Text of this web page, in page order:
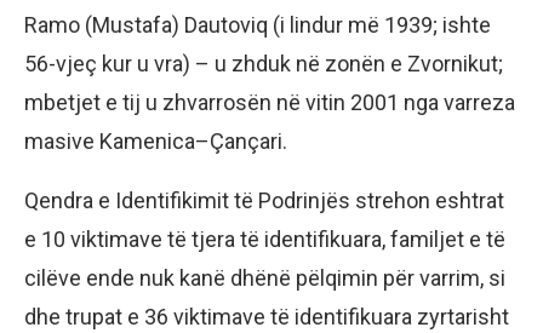
Ramo (Mustafa) Dautoviq (i lindur më 1939; ishte
56-vjeç kur u vra) – u zhduk në zonën e Zvornikut;
mbetjet e tij u zhvarrosën në vitin 2001 nga varreza
masive Kamenica–Çançari.
Qendra e Identifikimit të Podrinjës strehon eshtrat
e 10 viktimave të tjera të identifikuara, familjet e të
cilëve ende nuk kanë dhënë pëlqimin për varrim, si
dhe trupat e 36 viktimave të identifikuara zyrtarisht